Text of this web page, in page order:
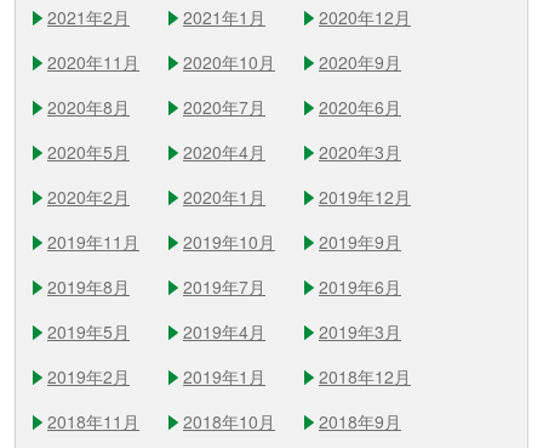
2021年2月
2021年1月
2020年12月
2020年11月
2020年10月
2020年9月
2020年8月
2020年7月
2020年6月
2020年5月
2020年4月
2020年3月
2020年2月
2020年1月
2019年12月
2019年11月
2019年10月
2019年9月
2019年8月
2019年7月
2019年6月
2019年5月
2019年4月
2019年3月
2019年2月
2019年1月
2018年12月
2018年11月
2018年10月
2018年9月